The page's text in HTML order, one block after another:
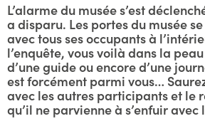
L’alarme du musée s’est
a disparu. Les portes du musée
avec tous ses occupants à
l’enquête, vous voilà dans la
d’une guide ou encore d’une
est forcément parmi vous…
avec les autres participants et le
qu’il ne parvienne à s’enfuir avec